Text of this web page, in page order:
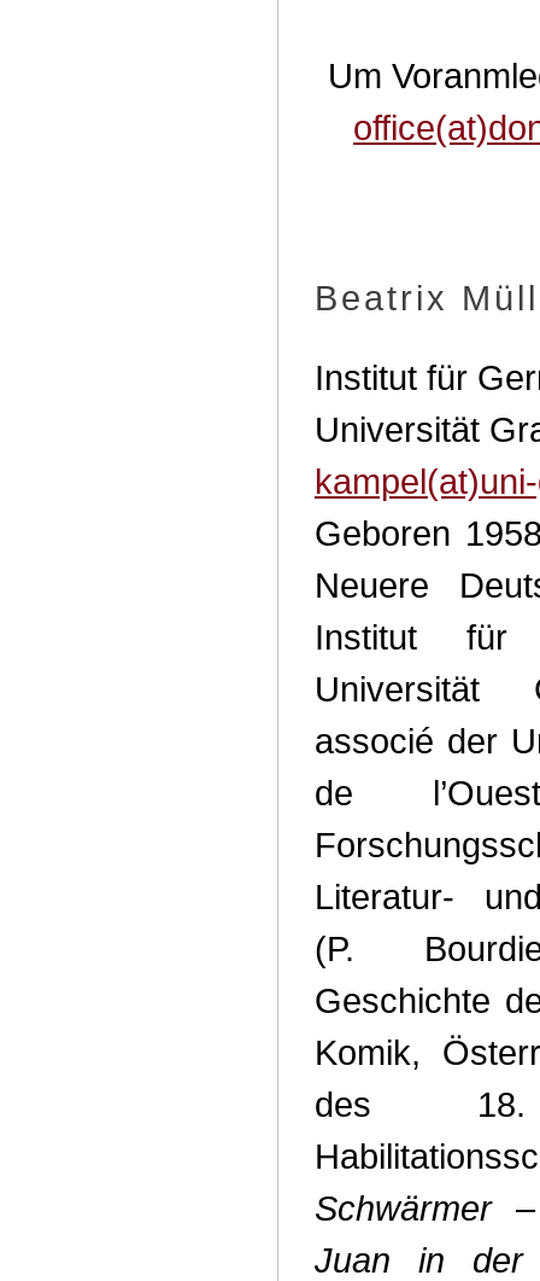
Um
Beatrix
Institut für
Universität
Geboren
Neuere
Institut für
Universität
associé der
de
Literatur-
(P.
Geschichte
Komik,
des 18.
Schwärmer
Juan in der